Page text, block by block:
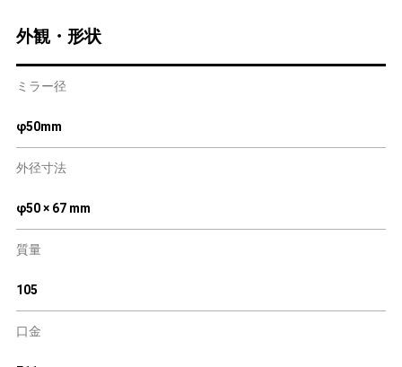
外観・形状
ミラー径
φ50mm
外径寸法
φ50 × 67 mm
質量
105
口金